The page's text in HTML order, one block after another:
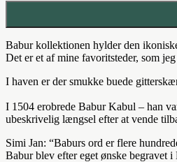
Babur kollektionen hylder den
Det er et af mine favoritsteder, som
I haven er der smukke buede
I 1504 erobrede Babur Kabul – han
ubeskrivelig længsel efter at vende
Simi Jan: “Baburs ord er flere
Babur blev efter eget ønske begravet